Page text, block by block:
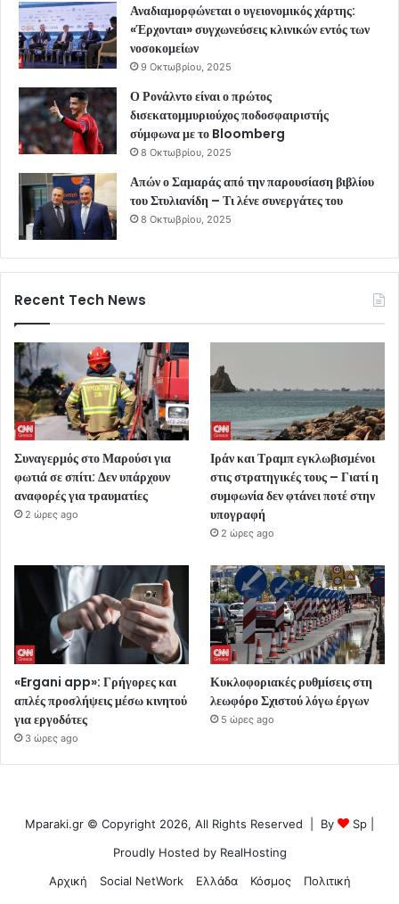
Αναδιαμορφώνεται ο υγειονομικός χάρτης:
«Έρχονται» συγχωνεύσεις κλινικών εντός των
νοσοκομείων
9 Οκτωβρίου, 2025
Ο Ρονάλντο είναι ο πρώτος
δισεκατομμυριούχος ποδοσφαιριστής
σύμφωνα με το Bloomberg
8 Οκτωβρίου, 2025
Απών ο Σαμαράς από την παρουσίαση βιβλίου
του Στυλιανίδη – Τι λένε συνεργάτες του
8 Οκτωβρίου, 2025
Recent Tech News
Συναγερμός στο Μαρούσι για
φωτιά σε σπίτι: Δεν υπάρχουν
αναφορές για τραυματίες
2 ώρες ago
Ιράν και Τραμπ εγκλωβισμένοι
στις στρατηγικές τους – Γιατί η
συμφωνία δεν φτάνει ποτέ στην
υπογραφή
2 ώρες ago
«Ergani app»: Γρήγορες και
απλές προσλήψεις μέσω κινητού
για εργοδότες
3 ώρες ago
Κυκλοφοριακές ρυθμίσεις στη
λεωφόρο Σχιστού λόγω έργων
5 ώρες ago
Mparaki.gr © Copyright 2026, All Rights Reserved | By Sp
Proudly Hosted by RealHosting
Αρχική
Social NetWork Ελλάδα Κόσμος
Πολιτική